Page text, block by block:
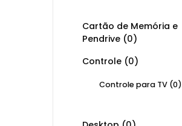
Cartão de Memória e
Pendrive (0)
Controle (0)
Controle para TV (0)